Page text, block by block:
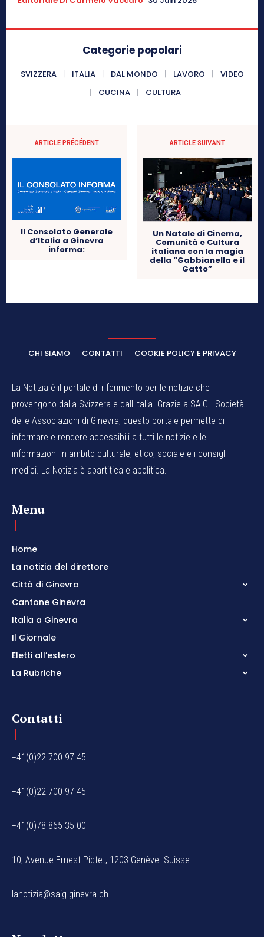
Categorie popolari
SVIZZERA ITALIA DAL MONDO LAVORO
VIDEO
CUCINA
CULTURA
ARTICLE PRÉCÉDENT
Il Consolato Generale
d’Italia a Ginevra
informa:
ARTICLE SUIVANT
Un Natale di Cinema,
Comunità e Cultura
italiana con la magia
della “Gabbianella e il
Gatto”
CHI SIAMO CONTATTI COOKIE POLICY E PRIVACY
La Notizia è il portale di riferimento per le notizie che
provengono dalla Svizzera e dall'Italia. Grazie a SAIG - Società
delle Associazioni di Ginevra, questo portale permette di
informare e rendere accessibili a tutti le notizie e le
informazioni in ambito culturale, etico, sociale e i consigli
medici. La Notizia è apartitica e apolitica.
Menu
Home
La notizia del direttore
Città di Ginevra
Cantone Ginevra
Italia a Ginevra
Il Giornale
Eletti all’estero
La Rubriche
Contatti
+41(0)22 700 97 45
+41(0)22 700 97 45
+41(0)78 865 35 00
10, Avenue Ernest-Pictet, 1203 Genève -Suisse
lanotizia@saig-ginevra.ch